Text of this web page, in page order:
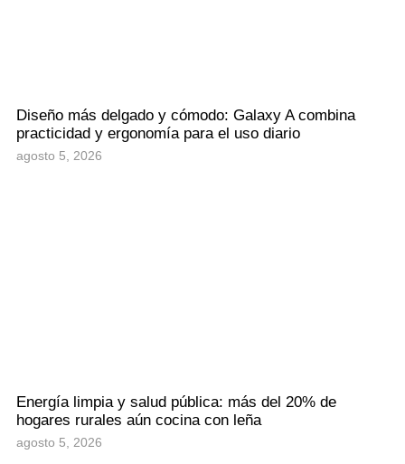
Diseño más delgado y cómodo: Galaxy A combina
practicidad y ergonomía para el uso diario
agosto 5, 2026
Energía limpia y salud pública: más del 20% de
hogares rurales aún cocina con leña
agosto 5, 2026